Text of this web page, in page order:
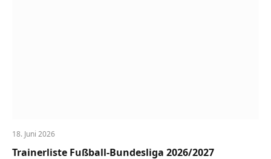
18. Juni 2026
Trainerliste Fußball-Bundesliga 2026/2027